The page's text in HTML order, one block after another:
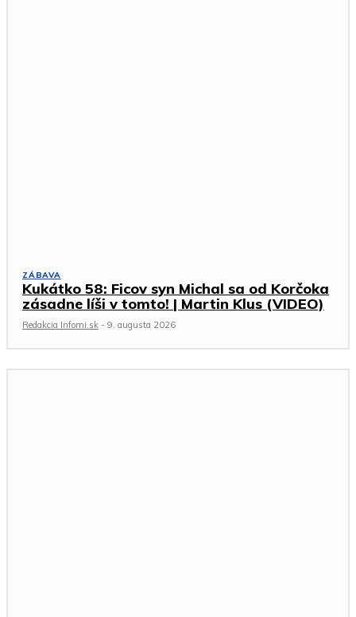
ZÁBAVA
Kukátko 58: Ficov syn Michal sa od Korčoka
zásadne líši v tomto! | Martin Klus (VIDEO)
Redakcia Infomi.sk - 9. augusta 2026